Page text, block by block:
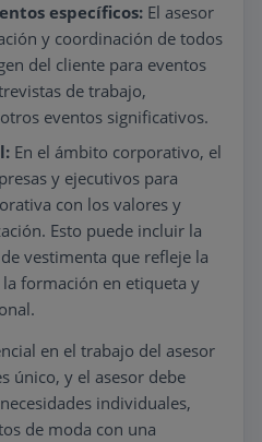
específicos: El asesor
y coordinación de todos
del cliente para eventos
de trabajo,
eventos significativos.
En el ámbito corporativo, el
y ejecutivos para
con los valores y
Esto puede incluir la
vestimenta que refleje la
formación en etiqueta y
en el trabajo del asesor
único, y el asesor debe
individuales,
de moda con una